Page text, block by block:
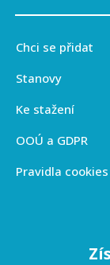
Chci se přidat
Stanovy
Ke stažení
OOÚ a GDPR
Pravidla cookies